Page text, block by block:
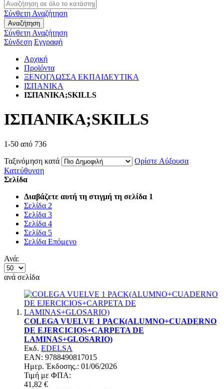
Σύνθετη Αναζήτηση
Αναζήτηση
Σύνθετη Αναζήτηση
Σύνδεση Εγγραφή
Αρχική
Προϊόντα
ΞΕΝΟΓΛΩΣΣΑ ΕΚΠΑΙΔΕΥΤΙΚΑ
ΙΣΠΑΝΙΚΑ
ΙΣΠΑΝΙΚΑ;SKILLS
ΙΣΠΑΝΙΚΑ;SKILLS
1-50 από 736
Ταξινόμηση κατά
Ορίστε Αύξουσα
Κατεύθυνση
Σελίδα
Διαβάζετε αυτή τη στιγμή τη σελίδα 1
Σελίδα 2
Σελίδα 3
Σελίδα 4
Σελίδα 5
Σελίδα Επόμενο
Ανά:
ανά σελίδα
COLEGA VUELVE 1 PACK(ALUMNO+CUADERNO
DE EJERCICIOS+CARPETA DE
LAMINAS+GLOSARIO)
Εκδ. EDELSA
EAN: 9788490817015
Ημερ. Έκδoσης.: 01/06/2026
Τιμή με ΦΠΑ:
41,82 €